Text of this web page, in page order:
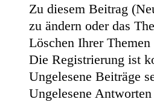
Zu diesem Beitrag
zu ändern oder das
Löschen Ihrer
Die Registrierung ist
Ungelesene Beiträge
Ungelesene